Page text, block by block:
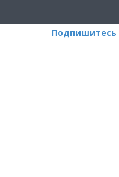
Подпишитесь